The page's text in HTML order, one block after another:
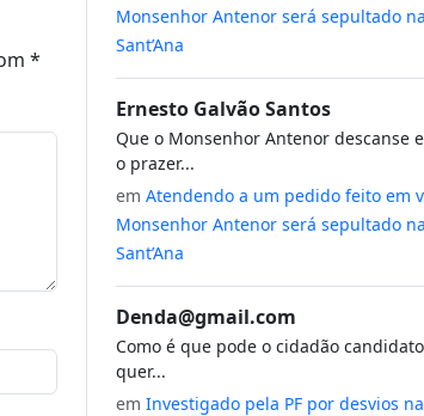
*
Monsenhor Antenor será sepultado
Sant’Ana
Ernesto Galvão Santos
Que o Monsenhor Antenor descanse
o prazer...
em Atendendo a um pedido feito em
Monsenhor Antenor será sepultado
Sant’Ana
Denda@gmail.com
Como é que pode o cidadão
quer...
em Investigado pela PF por desvios